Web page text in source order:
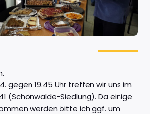
gegen 19.45 Uhr treffen wir uns im
(Schönwalde-Siedlung). Da einige
werden bitte ich ggf. um